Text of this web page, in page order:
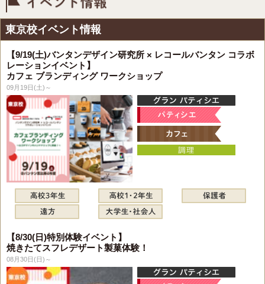
東京校イベント情報
【9/19(土)バンタンデザイン研究所 × レコールバンタン コラボ
レーションイベント】
カフェ ブランディング ワークショップ
09月19日(土)～
【8/30(日)特別体験イベント】
焼きたてスフレデザート製菓体験！
08月30日(日)～